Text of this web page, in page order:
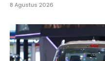
8 Agustus 2026